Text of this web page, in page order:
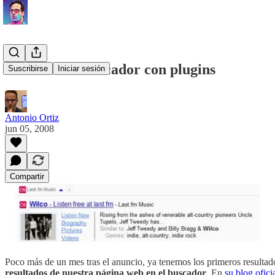
Suscribirse Iniciar sesión
Yahoo es un buscador con plugins
Antonio Ortiz
jun 05, 2008
Compartir
Poco más de un mes tras el anuncio, ya tenemos los primeros